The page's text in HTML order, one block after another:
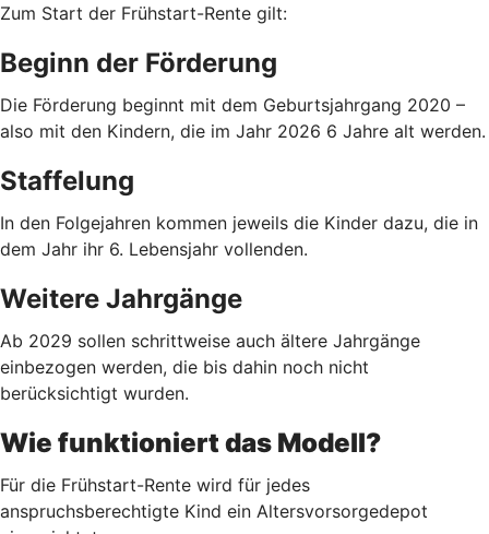
Zum Start der Frühstart-Rente gilt:
Beginn der Förderung
Die Förderung beginnt mit dem Geburtsjahrgang 2020 –
also mit den Kindern, die im Jahr 2026 6 Jahre alt werden.
Staffelung
In den Folgejahren kommen jeweils die Kinder dazu, die in
dem Jahr ihr 6. Lebensjahr vollenden.
Weitere Jahrgänge
Ab 2029 sollen schrittweise auch ältere Jahrgänge
einbezogen werden, die bis dahin noch nicht
berücksichtigt wurden.
Wie funktioniert das Modell?
Für die Frühstart-Rente wird für jedes
anspruchsberechtigte Kind ein Altersvorsorgedepot